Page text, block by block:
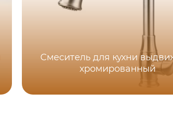
Смеситель для кухни
хромированный